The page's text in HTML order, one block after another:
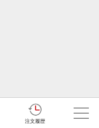
注文履歴